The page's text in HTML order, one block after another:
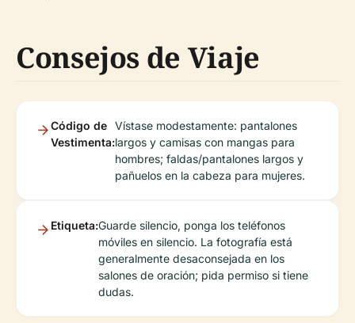
Consejos de Viaje
Código de
Vestimenta:
Vístase modestamente: pantalones
largos y camisas con mangas para
hombres; faldas/pantalones largos y
pañuelos en la cabeza para mujeres.
Etiqueta:Guarde silencio, ponga los teléfonos
móviles en silencio. La fotografía está
generalmente desaconsejada en los
salones de oración; pida permiso si tiene
dudas.